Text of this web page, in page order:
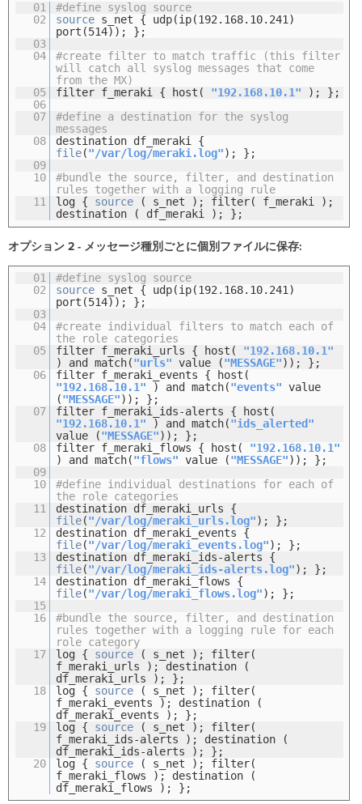
01
#define syslog source
02
source s_net { udp(ip(192.168.10.241)
port(514)); };
03
04
#create filter to match traffic (this filter
will catch all syslog messages that come
from the MX)
05
filter f_meraki { host( "192.168.10.1"
); };
06
07
#define a destination for the syslog
messages
08
destination df_meraki {
file("/var/log/meraki.log"); };
09
10
#bundle the source, filter, and destination
rules together with a logging rule
11
log { source
( s_net ); filter( f_meraki );
destination ( df_meraki ); };
オプション 2 - メッセージ種別ごとに個別ファイルに保存:
01
#define syslog source
02
source s_net { udp(ip(192.168.10.241)
port(514)); };
03
04
#create individual filters to match each of
the role categories
05
filter f_meraki_urls { host( "192.168.10.1"
) and match("urls" value ("MESSAGE")); };
06
filter f_meraki_events { host(
"192.168.10.1"
) and match("events" value
("MESSAGE")); };
07
filter f_meraki_ids-alerts { host(
"192.168.10.1"
) and match("ids_alerted"
value ("MESSAGE")); };
08
filter f_meraki_flows { host( "192.168.10.1"
) and match("flows" value ("MESSAGE")); };
09
10
#define individual destinations for each of
the role categories
11
destination df_meraki_urls {
file("/var/log/meraki_urls.log"); };
12
destination df_meraki_events {
file("/var/log/meraki_events.log"); };
13
destination df_meraki_ids-alerts {
file("/var/log/meraki_ids-alerts.log"); };
14
destination df_meraki_flows {
file("/var/log/meraki_flows.log"); };
15
16
#bundle the source, filter, and destination
rules together with a logging rule for each
role category
17
log { source
( s_net ); filter(
f_meraki_urls ); destination (
df_meraki_urls ); };
18
log { source
( s_net ); filter(
f_meraki_events ); destination (
df_meraki_events ); };
19
log { source
( s_net ); filter(
f_meraki_ids-alerts ); destination (
df_meraki_ids-alerts ); };
20
log { source
( s_net ); filter(
f_meraki_flows ); destination (
df_meraki_flows ); };